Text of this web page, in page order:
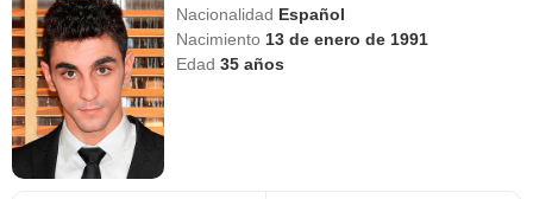
Nacionalidad Español
Nacimiento 13 de enero de 1991
Edad35 años